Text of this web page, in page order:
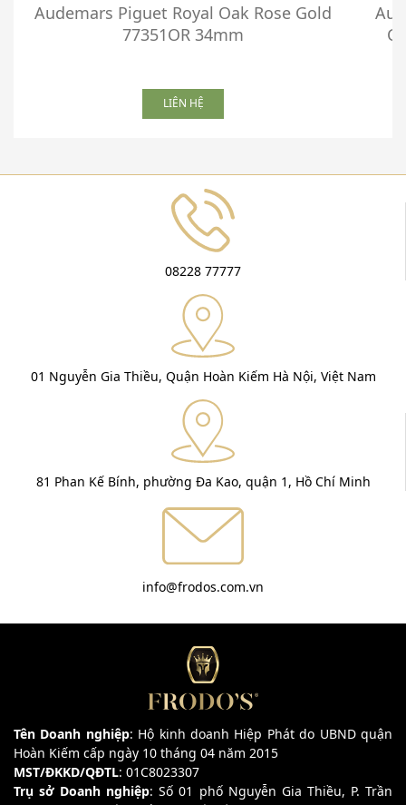
Audemars Piguet Royal Oak Rose Gold
77351OR 34mm
LIÊN HỆ
08228 77777
01 Nguyễn Gia Thiều, Quận Hoàn Kiếm Hà Nội, Việt Nam
81 Phan Kế Bính, phường Đa Kao, quận 1, Hồ Chí Minh
info@frodos.com.vn
Tên Doanh nghiệp: Hộ kinh doanh Hiệp Phát do UBND quận
Hoàn Kiếm cấp ngày 10 tháng 04 năm 2015
MST/ĐKKD/QĐTL: 01C8023307
Trụ sở Doanh nghiệp: Số 01 phố Nguyễn Gia Thiều, P. Trần